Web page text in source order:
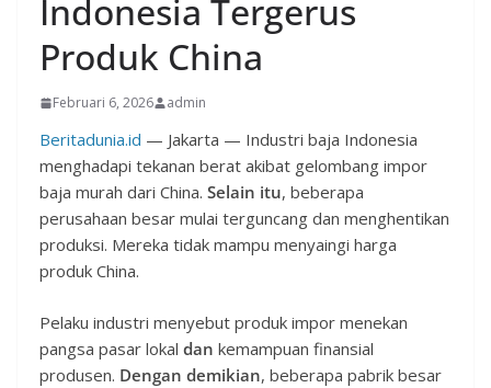
Indonesia Tergerus
Produk China
Februari 6, 2026 admin
Beritadunia.id — Jakarta — Industri baja Indonesia
menghadapi tekanan berat akibat gelombang impor
baja murah dari China. Selain itu, beberapa
perusahaan besar mulai terguncang dan menghentikan
produksi. Mereka tidak mampu menyaingi harga
produk China.
Pelaku industri menyebut produk impor menekan
pangsa pasar lokal dan kemampuan finansial
produsen. Dengan demikian, beberapa pabrik besar